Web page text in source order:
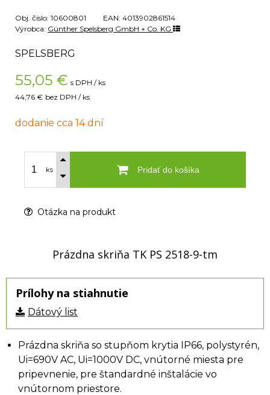
Obj. čislo: 10600801 EAN: 4013902861514
Výrobca: Günther Spelsberg GmbH + Co. KG
SPELSBERG
55,05 € s DPH / ks
44,76 € bez DPH / ks
dodanie cca 14 dní
ks Pridať do košíka
Otázka na produkt
Prázdna skriňa TK PS 2518-9-tm
Prílohy na stiahnutie
Dátový list
Prázdna skriňa so stupňom krytia IP66, polystyrén,
Ui=690V AC, Ui=1000V DC, vnútorné miesta pre
pripevnenie, pre štandardné inštalácie vo
vnútornom priestore.